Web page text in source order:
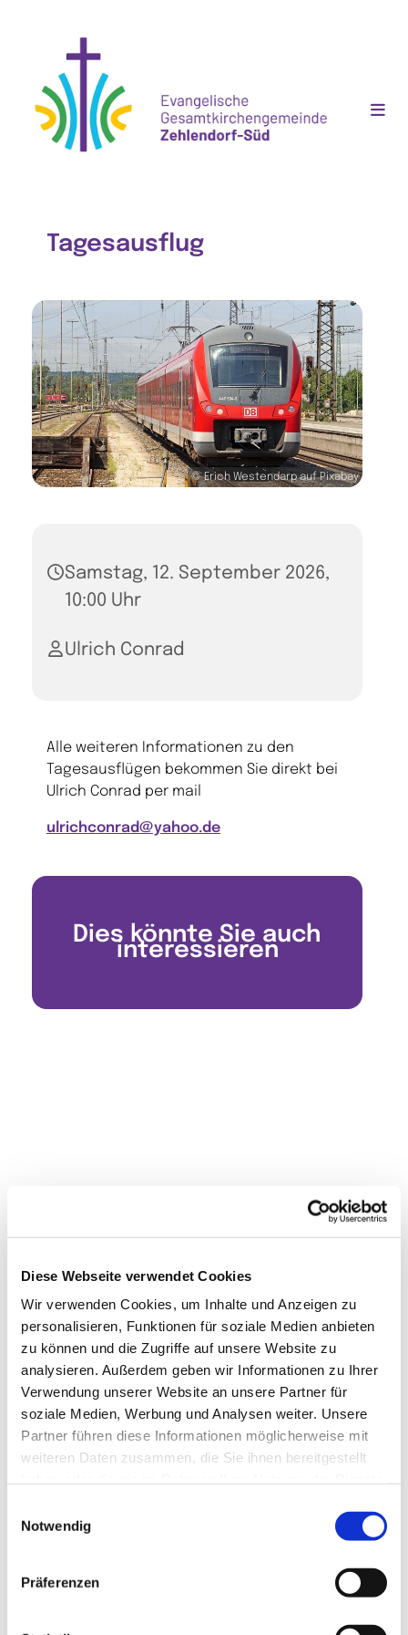
Diese Webseite verwendet Cookies
Wir verwenden Cookies, um Inhalte und Anzeigen zu
personalisieren, Funktionen für soziale Medien anbieten
zu können und die Zugriffe auf unsere Website zu
analysieren. Außerdem geben wir Informationen zu Ihrer
Verwendung unserer Website an unsere Partner für
soziale Medien, Werbung und Analysen weiter. Unsere
Partner führen diese Informationen möglicherweise mit
weiteren Daten zusammen, die Sie ihnen bereitgestellt
Notwendig
Präferenzen
Tagesausflug
© Erich Westendarp auf Pixabay
Samstag, 12. September 2026,
10:00 Uhr
Ulrich Conrad
Alle weiteren Informationen zu den
Tagesausflügen bekommen Sie direkt bei
Ulrich Conrad per mail
ulrichconrad@yahoo.de
Dies könnte Sie auch
interessieren
Ev. Gesamtkirchengemeinde Zehlendorf-Süd
kontakt@evkirchezehlendorfsued.de
Bürozeiten an den Standorten der Ortskirchen